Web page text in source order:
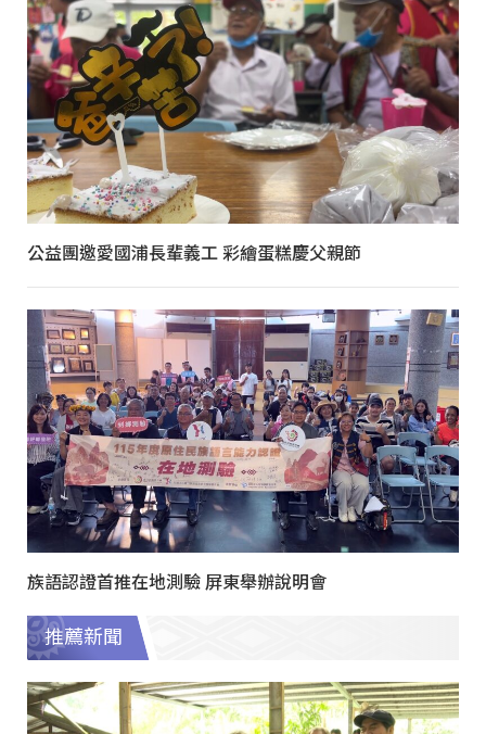
公益團邀愛國浦長輩義工 彩繪蛋糕慶父親節
族語認證首推在地測驗 屏東舉辦說明會
推薦新聞